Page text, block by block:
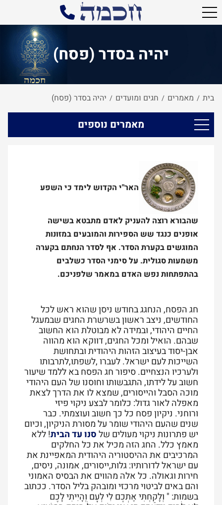
יהיה בסדר (פסח)
בית / מאמרים / חגים ומועדים / יהיה בסדר (פסח)
מאמרים נוספים
האר"י הקדוש לימד כי השפע
שהבורא רוצה להעניק לאדם מתבטא בשישה
אופנים כנגד שש הספירות והמובעים במזונות
המוגשים בקערת הסדר. אף לסדר הנחתם בקערה
משמעות סגולית. על סימני הסדר כשלבים
בהתפתחות נפש האדם במאמר שלפניכם.
חג הפסח, הנחגג בחודש ניסן שהוא ראש לכל
החודשים, ניצב ראשון בשרשרת החגים שבמעגל
החיים היהודי, ובמידה לא מבוטלת הוא החשוב
שבהם. הואיל ומכל החגים, דווקא הוא מהווה
אבן-יסוד בעיצוב הזהות היהודית ובתחושת
השייכות לעם ישראל. לעברו ,לשפתו,לתרבותו
ולערכיו הנצחיים. סיפור חג הפסח בא ללמד שיעור
חשוב על לידתו, התגבשותו וחוסנו של העם היהודי
מוכה הסבל והייסורים, שמצא לו את הדרך לצאת
מאפלה לאורגדול: כלומר לבצע ניקוי פיזי
ורוחני. ניקיון פסח כל כך חשוב ועוצמתי. כבר
שנים שהעם היהודי שומר על מסורת הניקיון, וכיום
יש פתרונות ניקוי מעולים שלסנו עד הבית! ללא
מאמץ כלל. החג הזה מכיל את כל החלקים
המרכיבים את ההיסטוריה היהודית המאפיינת את
עם ישראל לדורותיו: גלות,ייסורים, אמונה, ניסים,
חירות וגאולה. כל אלה מהווים את הבסיס האמוני
והם באים לביטוי מרכזי ומובהק בליל הסדר. ככתוב
בשמות: " וְלָקַחְתִּי אֶתְכֶם לִי לְעָם וְהָיִיתִי לָכֶם